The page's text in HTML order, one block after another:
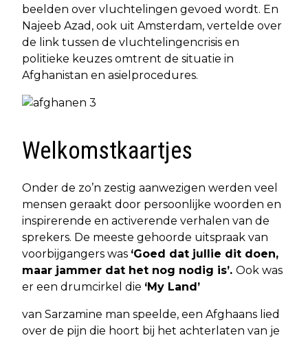
beelden over vluchtelingen gevoed wordt. En
Najeeb Azad, ook uit Amsterdam, vertelde over
de link tussen de vluchtelingencrisis en
politieke keuzes omtrent de situatie in
Afghanistan en asielprocedures.
Welkomstkaartjes
Onder de zo’n zestig aanwezigen werden veel
mensen geraakt door persoonlijke woorden en
inspirerende en activerende verhalen van de
sprekers. De meeste gehoorde uitspraak van
voorbijgangers was ‘Goed dat jullie dit doen,
maar jammer dat het nog nodig is’. Ook was
er een drumcirkel die ‘My Land’
van Sarzamine man speelde, een Afghaans lied
over de pijn die hoort bij het achterlaten van je